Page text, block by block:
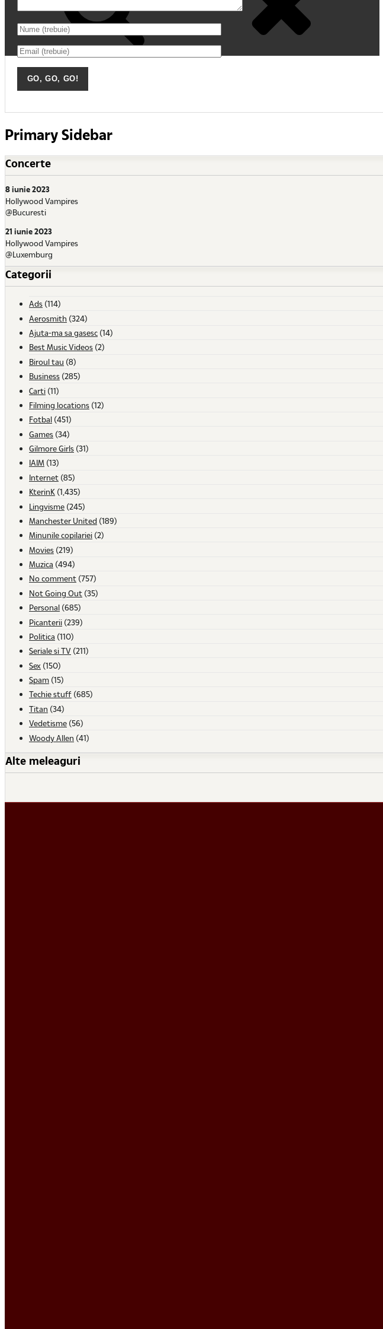
Primary Sidebar
Concerte
8 iunie 2023
Hollywood Vampires
@Bucuresti
21 iunie 2023
Hollywood Vampires
@Luxemburg
Categorii
Ads (114)
Aerosmith (324)
Ajuta-ma sa gasesc (14)
Best Music Videos (2)
Biroul tau (8)
Business (285)
Carti (11)
Filming locations (12)
Fotbal (451)
Games (34)
Gilmore Girls (31)
IAIM (13)
Internet (85)
KterinK (1,435)
Lingvisme (245)
Manchester United (189)
Minunile copilariei (2)
Movies (219)
Muzica (494)
No comment (757)
Not Going Out (35)
Personal (685)
Picanterii (239)
Politica (110)
Seriale si TV (211)
Sex (150)
Spam (15)
Techie stuff (685)
Titan (34)
Vedetisme (56)
Woody Allen (41)
Alte meleaguri